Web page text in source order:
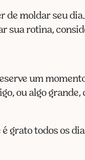
de moldar seu
sua rotina,
um
ou algo
grato todos os